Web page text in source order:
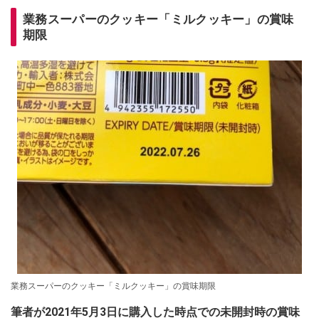
業務スーパーのクッキー「ミルクッキー」の賞味
期限
業務スーパーのクッキー「ミルクッキー」の賞味期限
筆者が2021年5月3日に購入した時点での未開封時の賞味